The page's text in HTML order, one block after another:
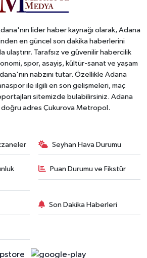
lider haber kaynağı olarak, Adana
en güncel son dakika haberlerini
ulaştırır. Tarafsız ve güvenilir habercilik
spor, asayiş, kültür-sanat ve yaşam
nabzını tutar. Özellikle Adana
ile ilgili en son gelişmeleri, maç
sitemizde bulabilirsiniz. Adana
doğru adres Çukurova Metropol.
Seyhan Hava Durumu
Puan Durumu ve Fikstür
Son Dakika Haberleri